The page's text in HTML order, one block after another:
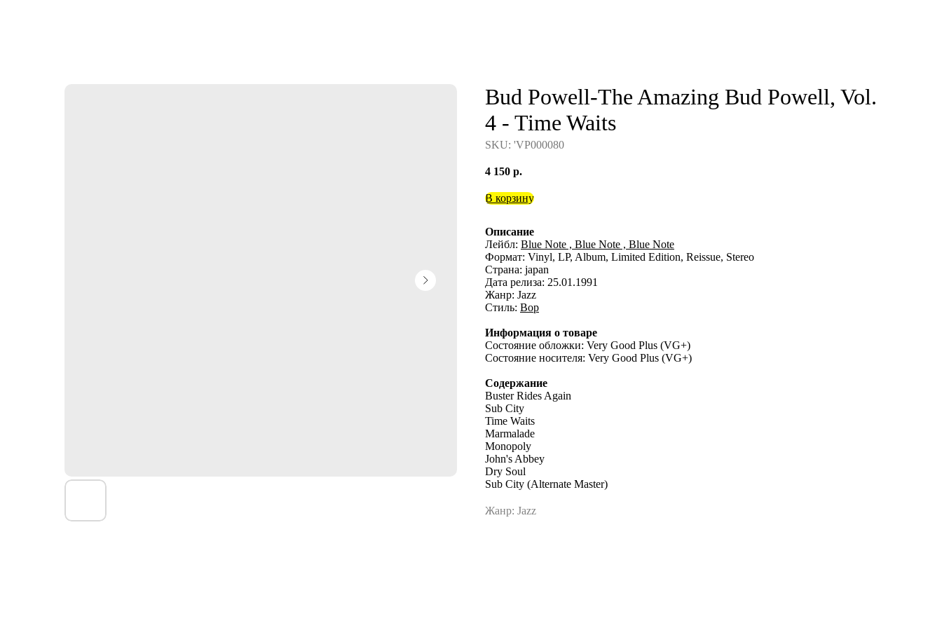
Bud Powell-The Amazing Bud Powell, Vol.
4 - Time Waits
SKU: 'VP000080
4 150 р.
В корзину
Описание
Лейбл: Blue Note , Blue Note , Blue Note
Формат: Vinyl, LP, Album, Limited Edition, Reissue, Stereo
Страна: japan
Дата релиза: 25.01.1991
Жанр: Jazz
Стиль: Bop
Информация о товаре
Состояние обложки: Very Good Plus (VG+)
Состояние носителя: Very Good Plus (VG+)
Содержание
Buster Rides Again
Sub City
Time Waits
Marmalade
Monopoly
John's Abbey
Dry Soul
Sub City (Alternate Master)
Жанр: Jazz